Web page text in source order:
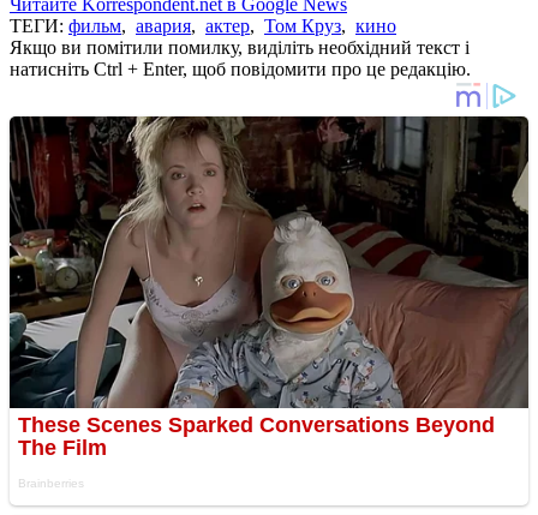
ТЕГИ: фильм, авария, актер, Том Круз, кино
Якщо ви помітили помилку, виділіть необхідний текст і
натисніть Ctrl + Enter, щоб повідомити про це редакцію.